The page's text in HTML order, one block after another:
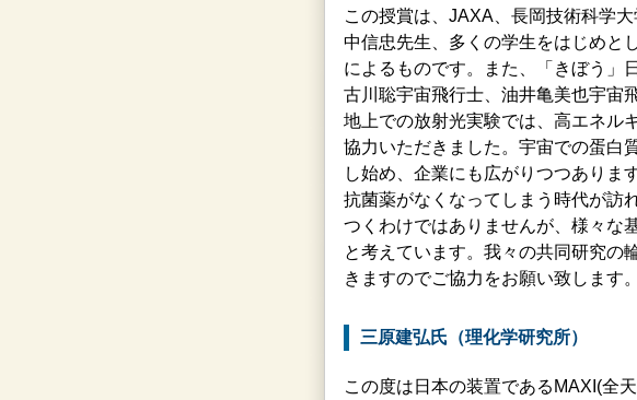
この授賞は、JAXA、長岡技術科学
中信忠先生、多くの学生をはじめと
によるものです。また、「きぼう」
古川聡宇宙飛行士、油井亀美也宇宙
地上での放射光実験では、高エネル
協力いただきました。宇宙での蛋白
し始め、企業にも広がりつつありま
抗菌薬がなくなってしまう時代が訪
つくわけではありませんが、様々な
と考えています。我々の共同研究の
きますのでご協力をお願い致します。
三原建弘氏（理化学研究所）
この度は日本の装置であるMAXI(全